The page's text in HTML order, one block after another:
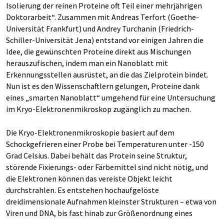
Isolierung der reinen Proteine oft Teil einer mehrjährigen
Doktorarbeit“. Zusammen mit Andreas Terfort (Goethe-
Universität Frankfurt) und Andrey Turchanin (Friedrich-
Schiller-Universität Jena) entstand vor einigen Jahren die
Idee, die gewünschten Proteine direkt aus Mischungen
herauszufischen, indem man ein Nanoblatt mit
Erkennungsstellen ausrüstet, an die das Zielprotein bindet.
Nun ist es den Wissenschaftlern gelungen, Proteine dank
eines „smarten Nanoblatt“ umgehend für eine Untersuchung
im Kryo-Elektronenmikroskop zugänglich zu machen.
Die Kryo-Elektronenmikroskopie basiert auf dem
Schockgefrieren einer Probe bei Temperaturen unter -150
Grad Celsius. Dabei behält das Protein seine Struktur,
störende Fixierungs- oder Färbemittel sind nicht nötig, und
die Elektronen können das vereiste Objekt leicht
durchstrahlen. Es entstehen hochaufgelöste
dreidimensionale Aufnahmen kleinster Strukturen – etwa von
Viren und DNA, bis fast hinab zur Größenordnung eines